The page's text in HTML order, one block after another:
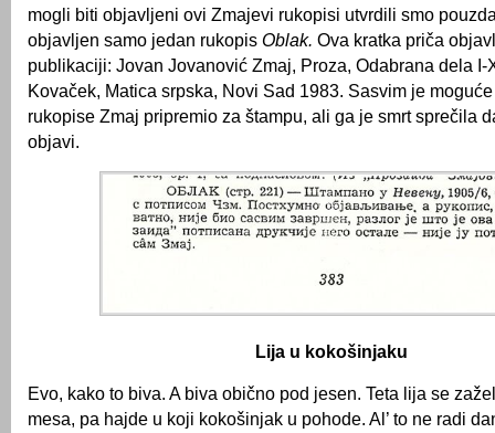
mogli biti objavljeni ovi Zmajevi rukopisi utvrdili smo
objavljen samo jedan rukopis Oblak. Ova kratka priča
publikaciji: Jovan Jovanović Zmaj, Proza, Odabrana dela I-
Kovaček, Matica srpska, Novi Sad 1983. Sasvim je
rukopise Zmaj pripremio za štampu, ali ga je smrt sprečila
objavi.
Lija u kokošinjaku
Evo, kako to biva. A biva obično pod jesen. Teta lija se
mesa, pa hajde u koji kokošinjak u pohode. Al’ to ne radi